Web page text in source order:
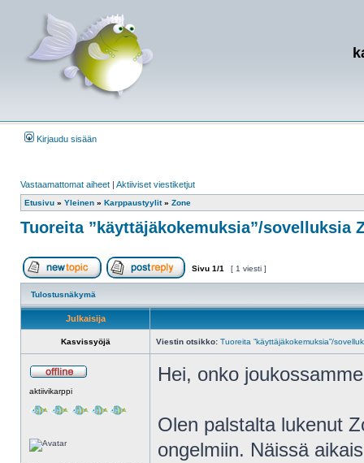
Kirjaudu sisään
Vastaamattomat aiheet | Aktiiviset viestiketjut
Etusivu » Yleinen » Karppaustyylit» Zone
Tuoreita ”käyttäjäkokemuksia”/sovelluksia
Aloita uusi ketju Vastaa viestiin
Sivu 1/1 [ 1 viesti ]
Tulostusnäkymä
Julkaisija
Kasvissyöjä Viestin otsikko: Tuoreita ”käyttäjäkokemuksia”/
aktiivikarppi
Hei, onko
Olen palstalta lukenut
ongelmiin. Näissä